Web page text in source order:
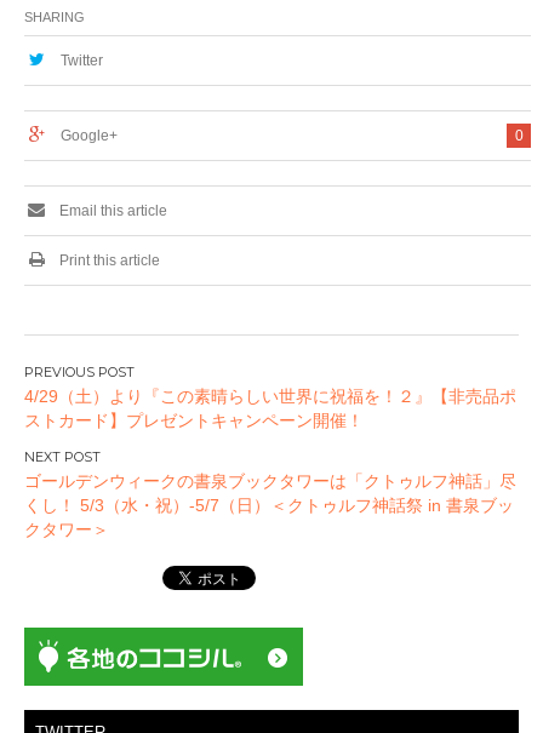
念 さちみりほ先生
サイン会 3/16(土)
書泉ブックタワーに
のサイン＆握手会を
SHARING
Twitter
0
Google+
Email this article
Print this article
投
稿
ナ
ビ
ゲ
ー
ン
4/29（土）より『この素晴らしい世界に祝福を！２』【非売品ポ
ストカード】プレゼントキャンペーン開催！
ゴールデンウィークの書泉ブックタワーは「クトゥルフ神話」尽
くし！ 5/3（水・祝）-5/7（日）＜クトゥルフ神話祭 in 書泉ブッ
クタワー＞